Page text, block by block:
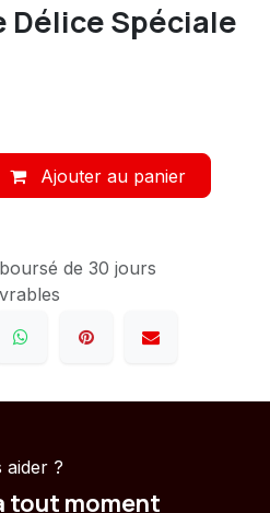
Délice Spéciale
Ajouter au panier
de 30 jours
aider ?
tout moment